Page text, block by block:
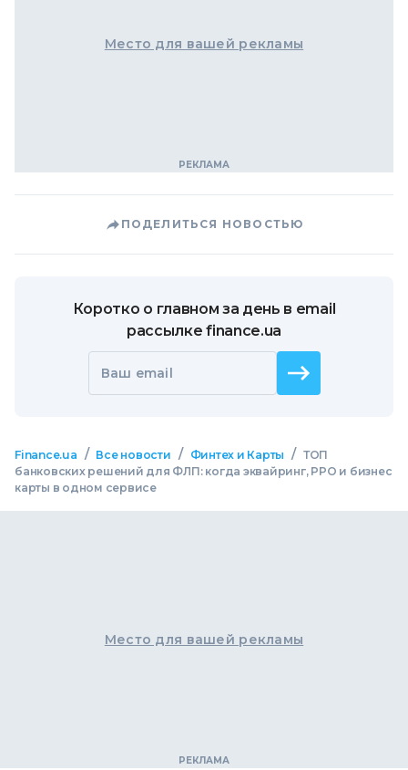
Место для вашей рекламы
ПОДЕЛИТЬСЯ НОВОСТЬЮ
Коротко о главном за день в email
рассылке finance.ua
Ваш email
Finance.ua / Все новости / Финтех и Карты / ТОП
банковских решений для ФЛП: когда эквайринг, РРО и бизнес
карты в одном сервисе
Место для вашей рекламы